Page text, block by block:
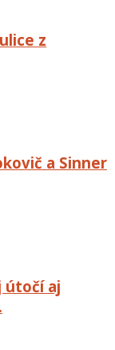
z
a Sinner
útočí aj